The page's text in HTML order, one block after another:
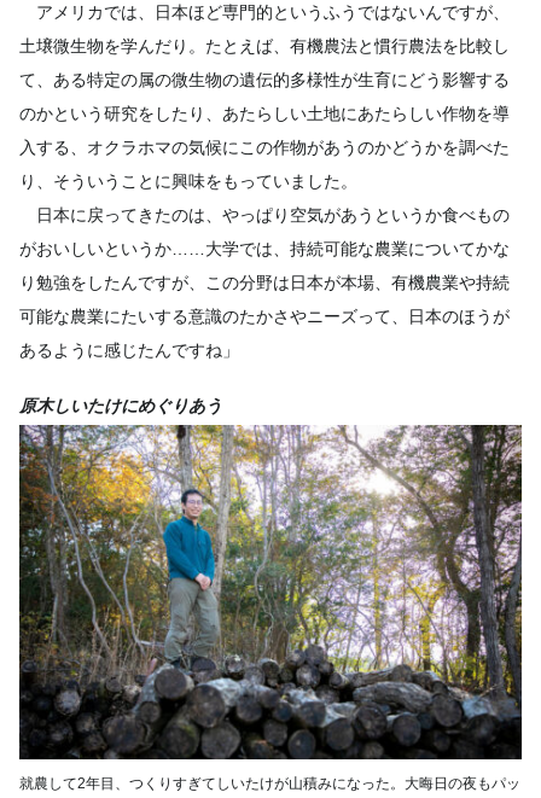
アメリカでは、日本ほど専門的というふうではないんですが、
土壌微生物を学んだり。たとえば、有機農法と慣行農法を比較し
て、ある特定の属の微生物の遺伝的多様性が生育にどう影響する
のかという研究をしたり、あたらしい土地にあたらしい作物を導
入する、オクラホマの気候にこの作物があうのかどうかを調べた
り、そういうことに興味をもっていました。
日本に戻ってきたのは、やっぱり空気があうというか食べもの
がおいしいというか……大学では、持続可能な農業についてかな
り勉強をしたんですが、この分野は日本が本場、有機農業や持続
可能な農業にたいする意識のたかさやニーズって、日本のほうが
あるように感じたんですね」
原木しいたけにめぐりあう
就農して2年目、つくりすぎてしいたけが山積みになった。大晦日の夜もパッ